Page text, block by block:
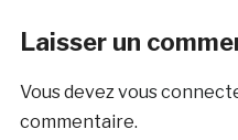
Laisser un
Vous devezvous
commentaire.